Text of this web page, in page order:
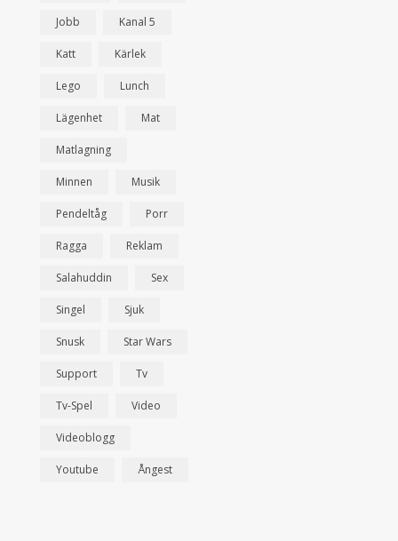
Jobb Kanal 5
Katt Kärlek
Lego Lunch
Lägenhet Mat
Matlagning
Minnen Musik
Pendeltåg Porr
Ragga Reklam
Salahuddin Sex
Singel Sjuk
Snusk Star Wars
Support Tv
Tv-Spel Video
Videoblogg
Youtube Ångest